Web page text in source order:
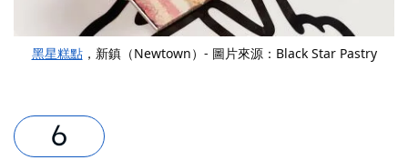
黑星糕點，新鎮（Newtown）- 圖片來源：Black Star Pastry